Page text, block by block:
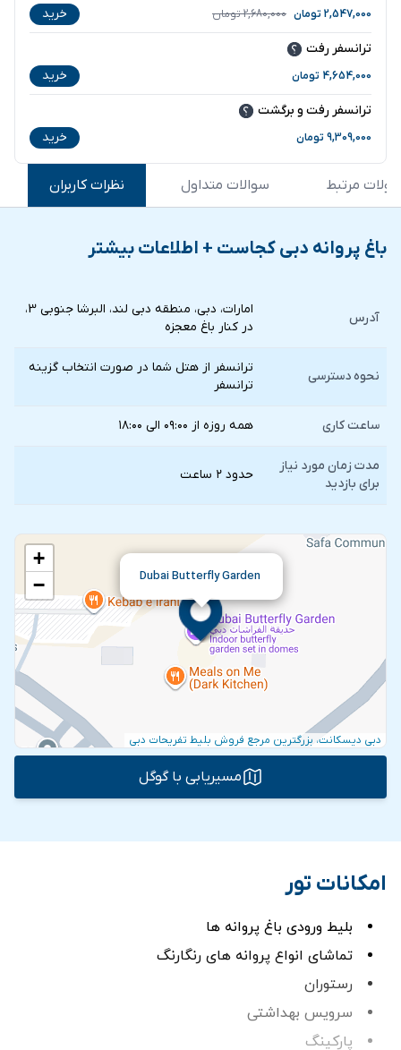
2,547,000 تومان 2,680,000تومان خرید
ترانسفر رفت
4,654,000 تومان خرید
ترانسفر رفت و برگشت
9,309,000 تومان خرید
مرتبط سوالات متداول نظرات کاربران
باغ پروانه دبی کجاست + اطلاعات بیشتر
آدرس
امارات، دبی، منطقه دبی لند، البرشا جنوبی 3،
در کنار باغ معجزه
نحوه دسترسی
ترانسفر از هتل شما در صورت انتخاب گزينه
ترانسفر
ساعت کاری همه روزه از ۰۹:۰۰ الی ۱۸:۰۰
مدت زمان مورد نیاز
برای بازدید
حدود ۲ ساعت
Dubai Butterfly Garden
+
−
دبی دیسکانت، بزرگترین مرجع فروش بلیط تفریحات دبی
مسیریابی با گوگل
امکانات تور
بلیط ورودی باغ پروانه ها
تماشای انواع پروانه های رنگارنگ
رستوران
سرویس بهداشتی
پارکینگ